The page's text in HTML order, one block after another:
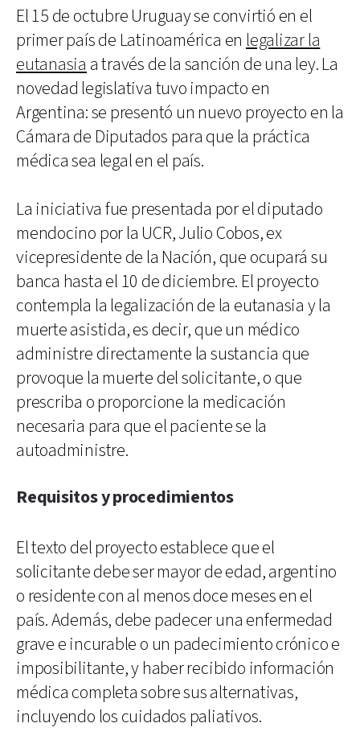
El 15 de octubre Uruguay se convirtió en el
primer país de Latinoamérica en legalizar la
eutanasia a través de la sanción de una ley. La
novedad legislativa tuvo impacto en
Argentina: se presentó un nuevo proyecto en la
Cámara de Diputados para que la práctica
médica sea legal en el país.
La iniciativa fue presentada por el diputado
mendocino por la UCR, Julio Cobos, ex
vicepresidente de la Nación, que ocupará su
banca hasta el 10 de diciembre. El proyecto
contempla la legalización de la eutanasia y la
muerte asistida, es decir, que un médico
administre directamente la sustancia que
provoque la muerte del solicitante, o que
prescriba o proporcione la medicación
necesaria para que el paciente se la
autoadministre.
Requisitos y procedimientos
El texto del proyecto establece que el
solicitante debe ser mayor de edad, argentino
o residente con al menos doce meses en el
país. Además, debe padecer una enfermedad
grave e incurable o un padecimiento crónico e
imposibilitante, y haber recibido información
médica completa sobre sus alternativas,
incluyendo los cuidados paliativos.